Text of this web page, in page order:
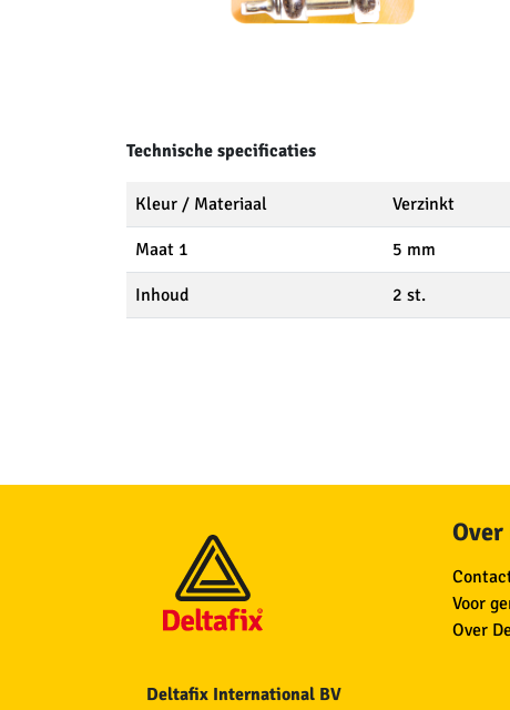
Technische specificaties
Kleur / Materiaal Verzinkt
Maat 1 5 mm
Inhoud 2 st.
Deltafix International BV
Voor
Over